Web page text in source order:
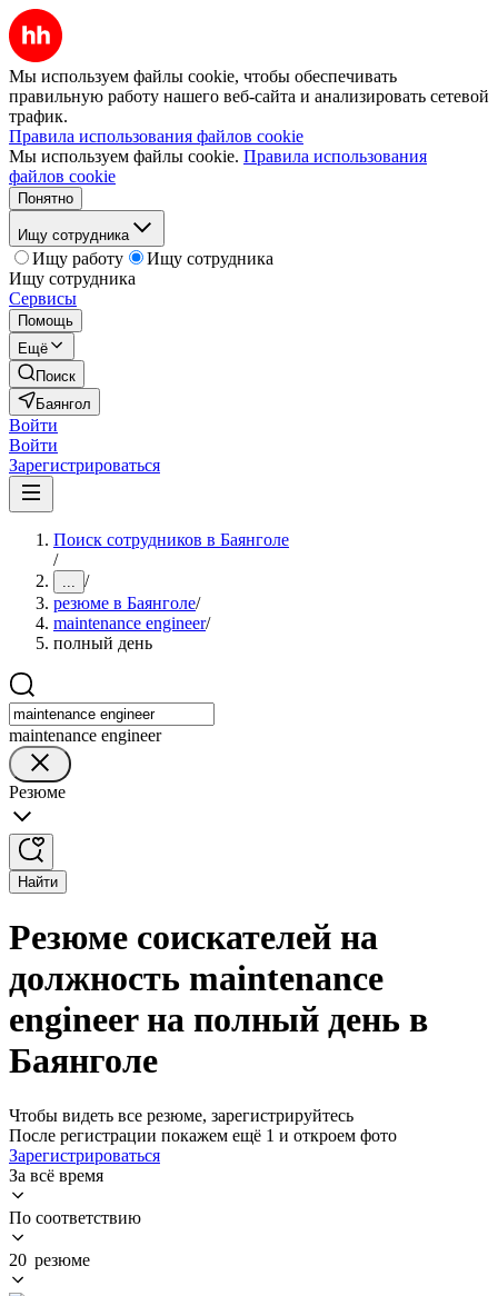
Мы используем файлы cookie, чтобы обеспечивать
правильную работу нашего веб-сайта и анализировать сетевой
трафик.
Правила использования файлов cookie
Мы используем файлы cookie. Правила использования
файлов cookie
Понятно
Ищу сотрудника
Ищу работу
Ищу сотрудника
Ищу сотрудника
Сервисы
Помощь
Ещё
Поиск
Баянгол
Войти
Войти
Зарегистрироваться
Поиск сотрудников в Баянголе
/
... /
резюме в Баянголе/
maintenance engineer/
полный день
maintenance engineer
Резюме
Найти
Резюме соискателей на
должность maintenance
engineer на полный день в
Баянголе
Чтобы видеть все резюме, зарегистрируйтесь
После регистрации покажем ещё 1 и откроем фото
Зарегистрироваться
За всё время
По соответствию
20 резюме